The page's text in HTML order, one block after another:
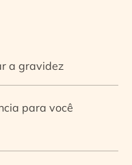
a gravidez
para você